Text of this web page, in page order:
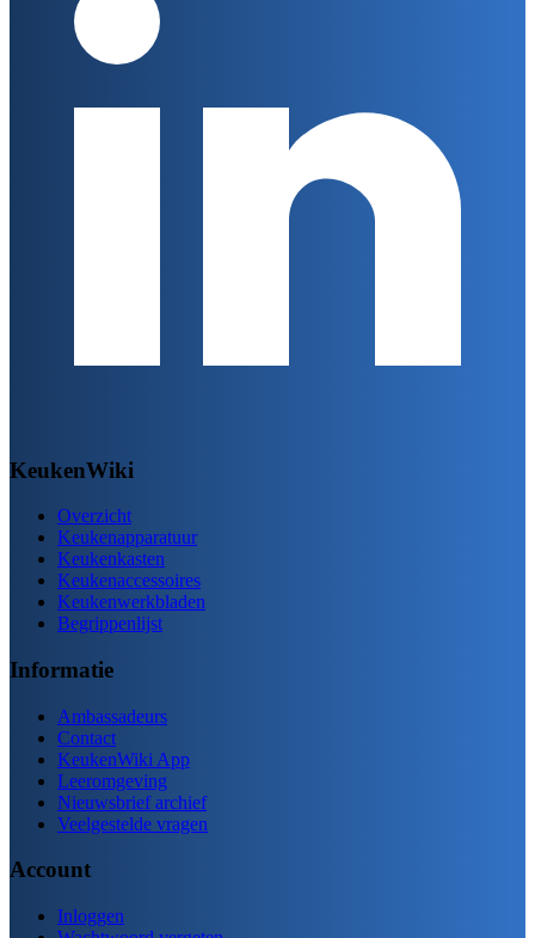
KeukenWiki
Overzicht
Keukenapparatuur
Keukenkasten
Keukenaccessoires
Keukenwerkbladen
Begrippenlijst
Informatie
Ambassadeurs
Contact
KeukenWiki App
Leeromgeving
Nieuwsbrief archief
Veelgestelde vragen
Account
Inloggen